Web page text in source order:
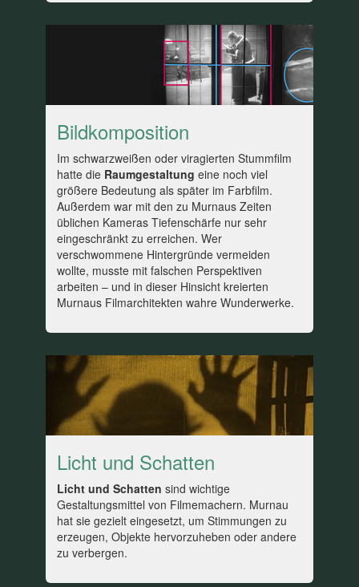
Bildkomposition
Im schwarzweißen oder viragierten Stummfilm
hatte die Raumgestaltung eine noch viel
größere Bedeutung als später im Farbfilm.
Außerdem war mit den zu Murnaus Zeiten
üblichen Kameras Tiefenschärfe nur sehr
eingeschränkt zu erreichen. Wer
verschwommene Hintergründe vermeiden
wollte, musste mit falschen Perspektiven
arbeiten – und in dieser Hinsicht kreierten
Murnaus Filmarchitekten wahre Wunderwerke.
Licht und Schatten
Licht und Schatten sind wichtige
Gestaltungsmittel von Filmemachern. Murnau
hat sie gezielt eingesetzt, um Stimmungen zu
erzeugen, Objekte hervorzuheben oder andere
zu verbergen.